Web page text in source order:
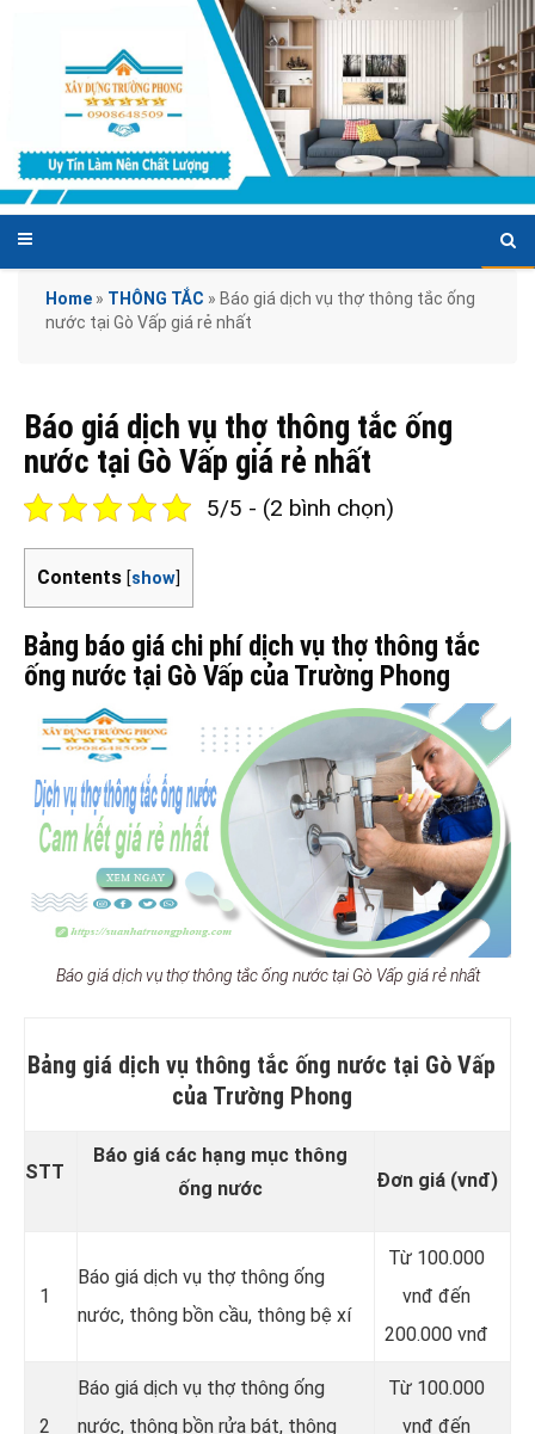
Home » THÔNG TẮC » Báo giá dịch vụ thợ thông tắc ống
nước tại Gò Vấp giá rẻ nhất
Báo giá dịch vụ thợ thông tắc ống
nước tại Gò Vấp giá rẻ nhất
5/5 - (2 bình chọn)
Contents [show]
Bảng báo giá chi phí dịch vụ thợ thông tắc
ống nước tại Gò Vấp của Trường Phong
Báo giá dịch vụ thợ thông tắc ống nước tại Gò Vấp giá rẻ nhất
Bảng giá dịch vụ thông tắc ống nước tại Gò Vấp
của Trường Phong
STT
Báo giá các hạng mục thông
ống nước
Đơn giá (vnđ)
1
Báo giá dịch vụ thợ thông ống
nước, thông bồn cầu, thông bệ xí
Từ 100.000
vnđ đến
200.000 vnđ
2
Báo giá dịch vụ thợ thông ống
nước, thông bồn rửa bát, thông
Từ 100.000
vnđ đến